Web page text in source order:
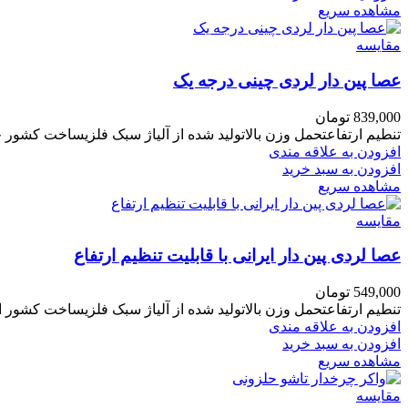
مشاهده سریع
مقایسه
عصا پین دار لردی چینی درجه یک
839,000 تومان
تنطیم ارتفاعتحمل وزن بالاتولید شده از آلیاژ سبک فلزیساخت
افزودن به علاقه مندی
افزودن به سبد خرید
مشاهده سریع
مقایسه
عصا لردی پین دار ایرانی با قابلیت تنظیم ارتفاع
549,000 تومان
تنطیم ارتفاعتحمل وزن بالاتولید شده از آلیاژ سبک فلزیساخت کشور
افزودن به علاقه مندی
افزودن به سبد خرید
مشاهده سریع
مقایسه